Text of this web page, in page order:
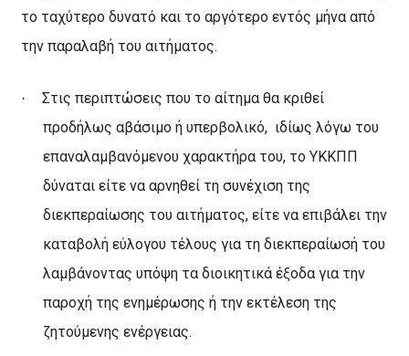
το ταχύτερο δυνατό και το αργότερο εντός μήνα από
την παραλαβή του αιτήματος.
·
Στις περιπτώσεις που το αίτημα θα κριθεί
προδήλως αβάσιμο ή υπερβολικό, ιδίως λόγω του
επαναλαμβανόμενου χαρακτήρα του, το ΥΚΚΠΠ
δύναται είτε να αρνηθεί τη συνέχιση της
διεκπεραίωσης του αιτήματος, είτε να επιβάλει την
καταβολή εύλογου τέλους για τη διεκπεραίωσή του
λαμβάνοντας υπόψη τα διοικητικά έξοδα για την
παροχή της ενημέρωσης ή την εκτέλεση της
ζητούμενης ενέργειας.